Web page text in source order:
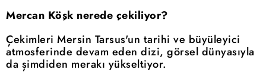
Mercan Köşk nerede çekiliyor?
Çekimleri Mersin Tarsus'un tarihi ve büyüleyici
atmosferinde devam eden dizi, görsel dünyasıyla
da şimdiden merakı yükseltiyor.